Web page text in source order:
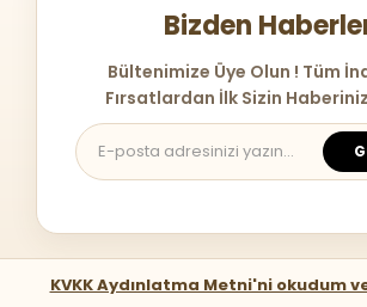
Bizden
Bültenimize Üye Olun ! Tüm
Fırsatlardan İlk Sizin
KVKK Aydınlatma Metni'ni okudum